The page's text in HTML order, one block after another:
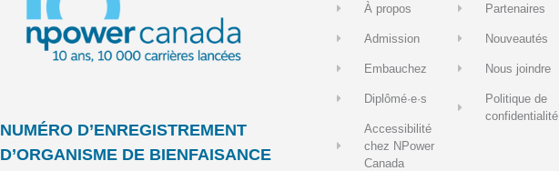
NUMÉRO D’ENREGISTREMENT
D’ORGANISME DE BIENFAISANCE
À propos
Admission
Embauchez
Diplômé·e·s
Accessibilité
chez NPower
Canada
Partenaires
Nouveautés
Nous joindre
Politique de
confidentialité